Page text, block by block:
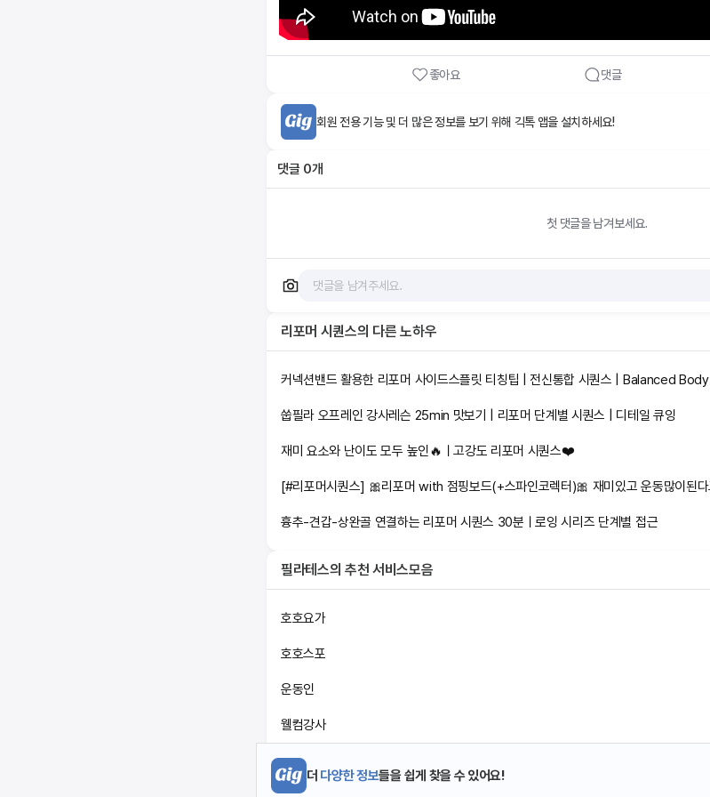
더 다양한 정보들을 쉽게 찾을 수 있어요!
좋아요 댓글
회원 전용 기능 및 더 많은 정보를 보기 위해 긱톡 앱을 설치하세요!
댓글 0개
첫 댓글을 남겨보세요.
리포머 시퀀스의 다른 노하우
커넥션밴드 활용한 리포머 사이드스플릿 티칭팁 | 전신통합 시퀀스 | Balanced Body
쑵필라 오프레인 강사레슨 25min 맛보기 | 리포머 단계별 시퀀스 | 디테일 큐잉
재미 요소와 난이도 모두 높인🔥ㅣ고강도 리포머 시퀀스❤️
흉추-견갑-상완골 연결하는 리포머 시퀀스 30분ㅣ로잉 시리즈 단계별 접근
필라테스의 추천 서비스모음
호호요가
호호스포
운동인
웰컴강사
스포드림